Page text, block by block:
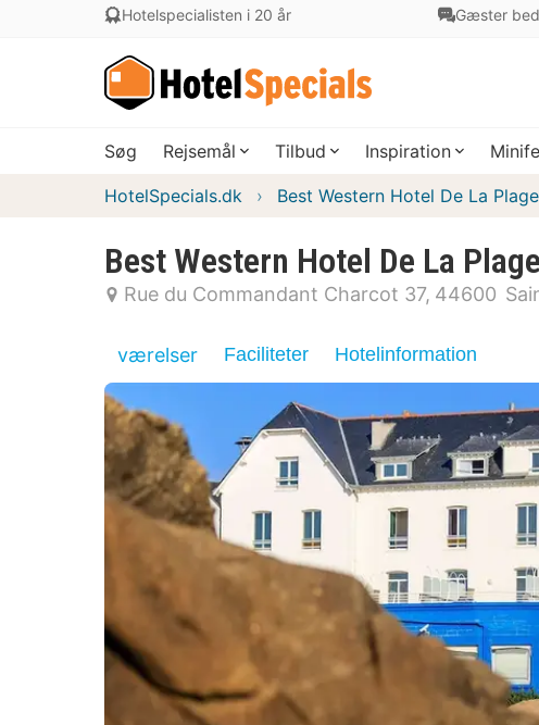
Hotelspecialisten i 20 år Gæster
Søg Rejsemål Tilbud Inspiration
HotelSpecials.dk Best Western Hotel De La Plage
Best Western Hotel De La Plage
Rue du Commandant Charcot 37 44600
værelser Faciliteter Hotelinformation